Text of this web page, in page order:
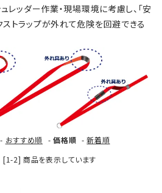
レッダー作業・現場環境に考慮し、「安
ストラップが外れて危険を回避できる
- おすすめ順 -価格順 -新着順
2] 商品を表示しています